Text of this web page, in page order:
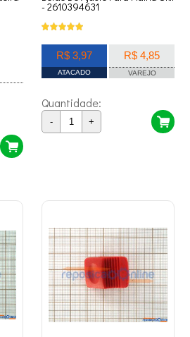
- 2610394631
R$ 3,97
ATACADO
R$ 4,85
VAREJO
Quantidade:
- +